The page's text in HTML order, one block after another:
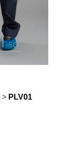
> PLV01